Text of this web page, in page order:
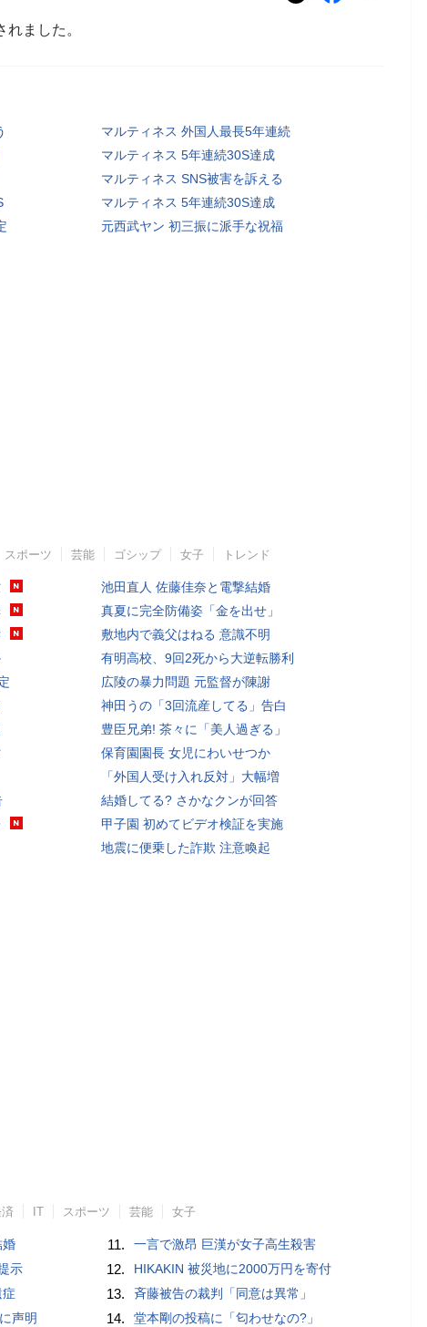
ました。
マルティネス 外国人最長5年連続
マルティネス 5年連続30S達成
マルティネス SNS被害を訴える
マルティネス 5年連続30S達成
元西武ヤン 初三振に派手な祝福
スポーツ 芸能 ゴシップ 女子 トレンド
池田直人 佐藤佳奈と電撃結婚
真夏に完全防備姿「金を出せ」
敷地内で義父はねる 意識不明
有明高校、9回2死から大逆転勝利
広陵の暴力問題 元監督が陳謝
神田うの「3回流産してる」告白
豊臣兄弟! 茶々に「美人過ぎる」
保育園園長 女児にわいせつか
「外国人受け入れ反対」大幅増
結婚してる? さかなクンが回答
甲子園 初めてビデオ検証を実施
地震に便乗した詐欺 注意喚起
IT スポーツ 芸能 女子
婚
示
声明
11. 一言で激昂 巨漢が女子高生殺害
12. HIKAKIN 被災地に2000万円を寄付
13. 斉藤被告の裁判「同意は異常」
14. 堂本剛の投稿に「匂わせなの?」